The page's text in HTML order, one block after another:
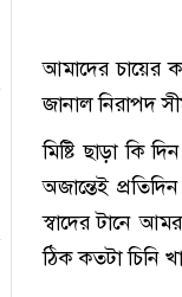
আমাদের চায়ের
জানাল নিরাপদ
মিষ্টি ছাড়া কি
অজান্তেই
স্বাদের টানে
ঠিক কতটা চিনি